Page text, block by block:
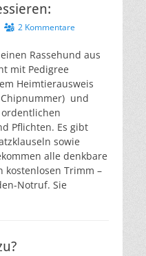
2 Kommentare
Rassehund aus
mit Pedigree
Heimtierausweis
und
Pflichten. Es gibt
sowie
alle denkbare
kostenlosen Trimm –
Notruf. Sie